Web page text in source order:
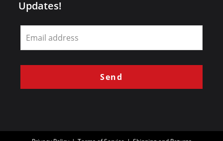
Updates!
Leave
this
field
blank
Send